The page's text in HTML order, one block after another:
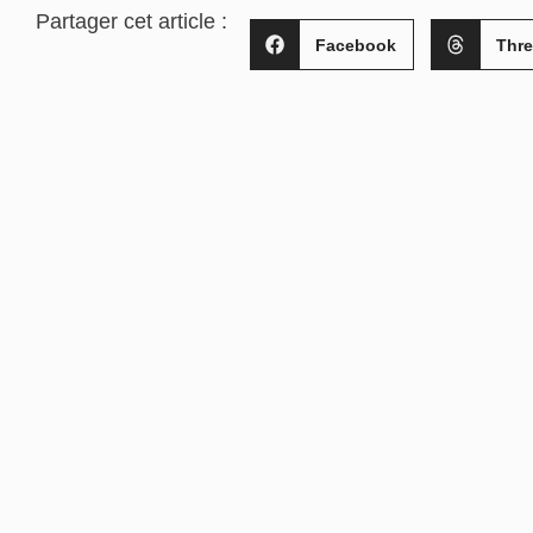
Partager cet article :
Facebook